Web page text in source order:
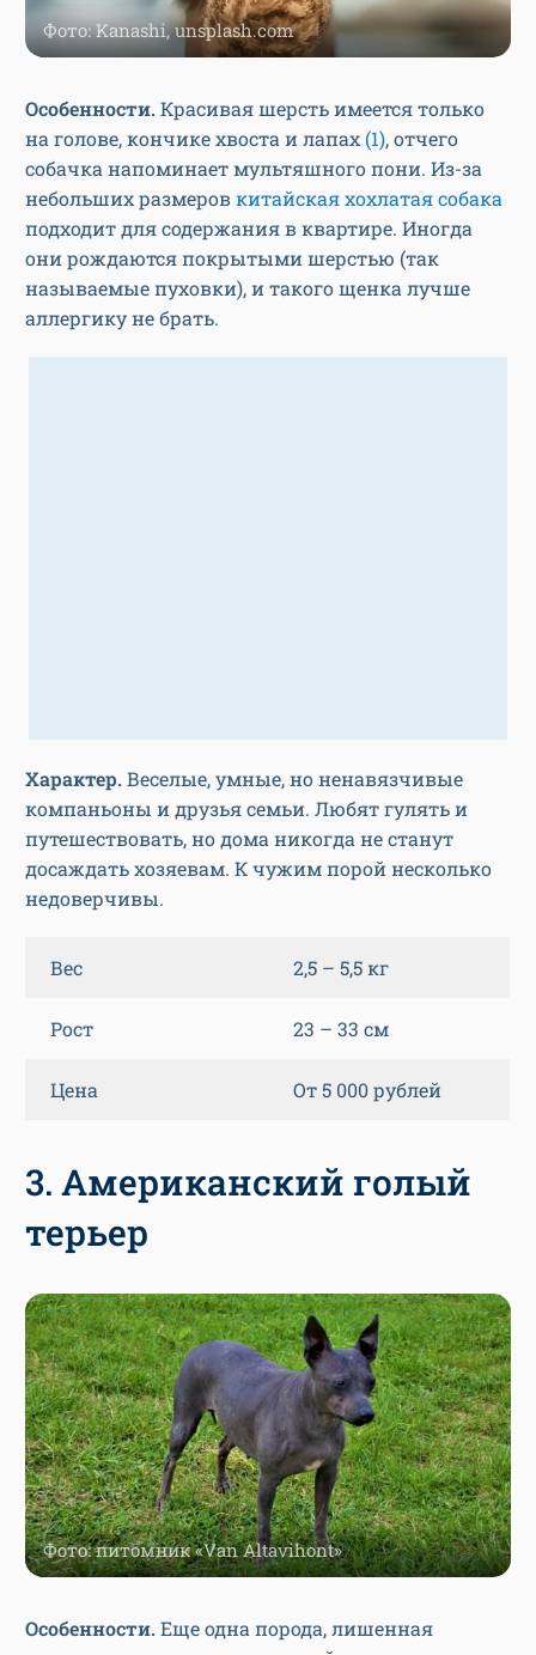
Фото: Kanashi, unsplash.com
Особенности.Красивая шерсть имеется только
на голове, кончике хвоста и лапах (1), отчего
собачка напоминает мультяшного пони. Из-за
небольших размеровкитайская хохлатая собака
подходит для содержания в квартире. Иногда
они рождаются покрытыми шерстью (так
называемые пуховки), и такого щенка лучше
аллергику не брать.
Характер.Веселые, умные, но ненавязчивые
компаньоны и друзья семьи. Любят гулять и
путешествовать, но дома никогда не станут
досаждать хозяевам. К чужим порой несколько
недоверчивы.
Вес 2,5 – 5,5 кг
Рост 23 – 33 см
Цена От 5 000 рублей
3. Американский голый
терьер
Фото: питомник «Van Altavihont»
Особенности.Еще одна порода, лишенная